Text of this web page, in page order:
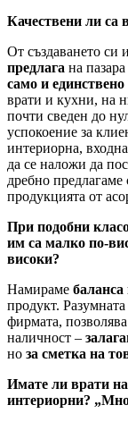
Качествени ли са
От създаването си
предлага на
само и единствено
врати и кухни, на
почти сведен до
успокоение за
интериорна,
да се наложи да
дребно предлагаме
продукцията от
При подобни
им са малко по-
високи?
Намираме
продукт.
фирмата,
наличност –
но за сметка на
Имате ли врати
интериорни?